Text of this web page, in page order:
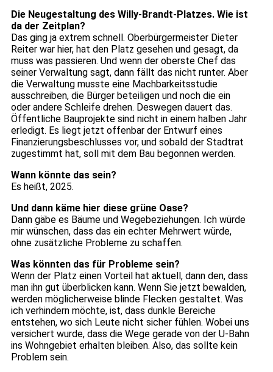
Die Neugestaltung des Willy-Brandt-Platzes. Wie ist
da der Zeitplan?
Das ging ja extrem schnell. Oberbürgermeister Dieter
Reiter war hier, hat den Platz gesehen und gesagt, da
muss was passieren. Und wenn der oberste Chef das
seiner Verwaltung sagt, dann fällt das nicht runter. Aber
die Verwaltung musste eine Machbarkeitsstudie
ausschreiben, die Bürger beteiligen und noch die ein
oder andere Schleife drehen. Deswegen dauert das.
Öffentliche Bauprojekte sind nicht in einem halben Jahr
erledigt. Es liegt jetzt offenbar der Entwurf eines
Finanzierungsbeschlusses vor, und sobald der Stadtrat
zugestimmt hat, soll mit dem Bau begonnen werden.
Wann könnte das sein?
Es heißt, 2025.
Und dann käme hier diese grüne Oase?
Dann gäbe es Bäume und Wegebeziehungen. Ich würde
mir wünschen, dass das ein echter Mehrwert würde,
ohne zusätzliche Probleme zu schaffen.
Was könnten das für Probleme sein?
Wenn der Platz einen Vorteil hat aktuell, dann den, dass
man ihn gut überblicken kann. Wenn Sie jetzt bewalden,
werden möglicherweise blinde Flecken gestaltet. Was
ich verhindern möchte, ist, dass dunkle Bereiche
entstehen, wo sich Leute nicht sicher fühlen. Wobei uns
versichert wurde, dass die Wege gerade von der U-Bahn
ins Wohngebiet erhalten bleiben. Also, das sollte kein
Problem sein.